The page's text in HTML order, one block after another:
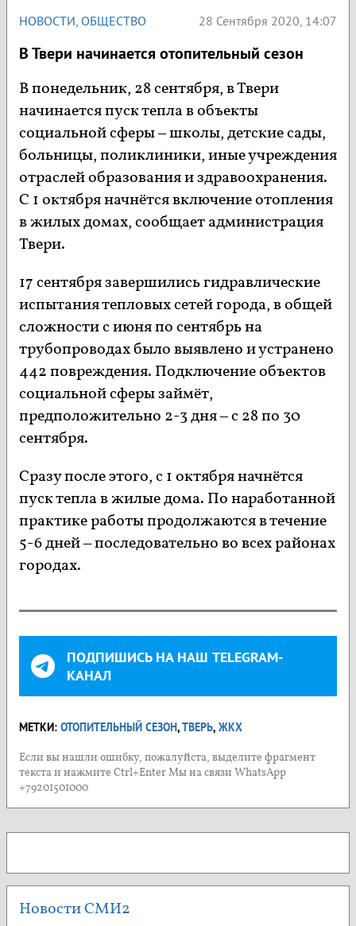
НОВОСТИ, ОБЩЕСТВО 28 Сентября 2020, 14:07
В Твери начинается отопительный сезон
В понедельник, 28 сентября, в Твери
начинается пуск тепла в объекты
социальной сферы – школы, детские сады,
больницы, поликлиники, иные учреждения
отраслей образования и здравоохранения.
С 1 октября начнётся включение отопления
в жилых домах, сообщает администрация
Твери.
17 сентября завершились гидравлические
испытания тепловых сетей города, в общей
сложности с июня по сентябрь на
трубопроводах было выявлено и устранено
442 повреждения. Подключение объектов
социальной сферы займёт,
предположительно 2-3 дня – с 28 по 30
сентября.
Сразу после этого, с 1 октября начнётся
пуск тепла в жилые дома. По наработанной
практике работы продолжаются в течение
5-6 дней – последовательно во всех районах
городах.
ПОДПИШИСЬ НА НАШ TELEGRAM-
КАНАЛ
МЕТКИ: ОТОПИТЕЛЬНЫЙ СЕЗОН,ТВЕРЬ, ЖКХ
Если вы нашли ошибку, пожалуйста, выделите фрагмент
текста и нажмите Ctrl+Enter Мы на связи WhatsApp
+79201501000
Новости СМИ2